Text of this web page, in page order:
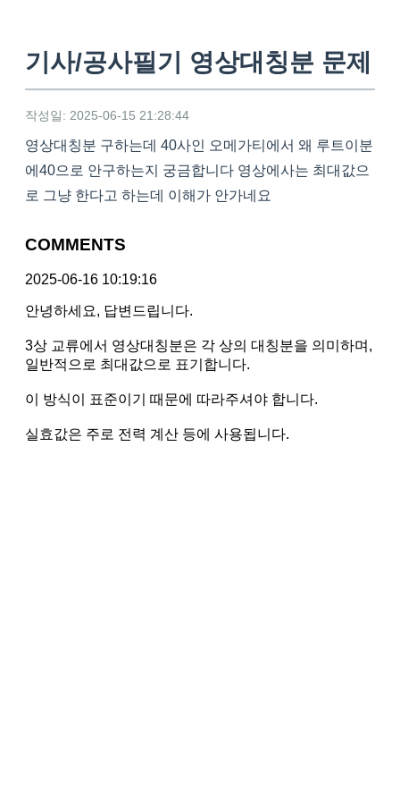
기사/공사필기 영상대칭분 문제
작성일: 2025-06-15 21:28:44
영상대칭분 구하는데 40사인 오메가티에서 왜 루트이분
에40으로 안구하는지 궁금합니다 영상에사는 최대값으
로 그냥 한다고 하는데 이해가 안가네요
COMMENTS
2025-06-16 10:19:16
안녕하세요, 답변드립니다.
3상 교류에서 영상대칭분은 각 상의 대칭분을 의미하며,
일반적으로 최대값으로 표기합니다.
이 방식이 표준이기 때문에 따라주셔야 합니다.
실효값은 주로 전력 계산 등에 사용됩니다.